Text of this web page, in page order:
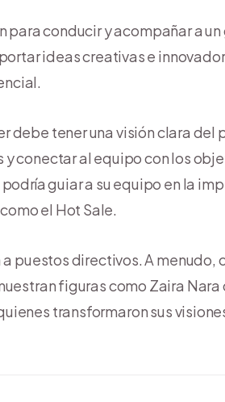
conducir y acompañar a
ideas creativas e
debe tener una visión clara del
conectar al equipo con los
guiar a su equipo en la
el Hot Sale.
puestos directivos. A menudo,
figuras como Zaira Nara
transformaron sus